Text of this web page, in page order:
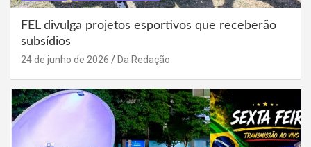
FEL divulga projetos esportivos que receberão
subsídios
24 de junho de 2026 Da Redação